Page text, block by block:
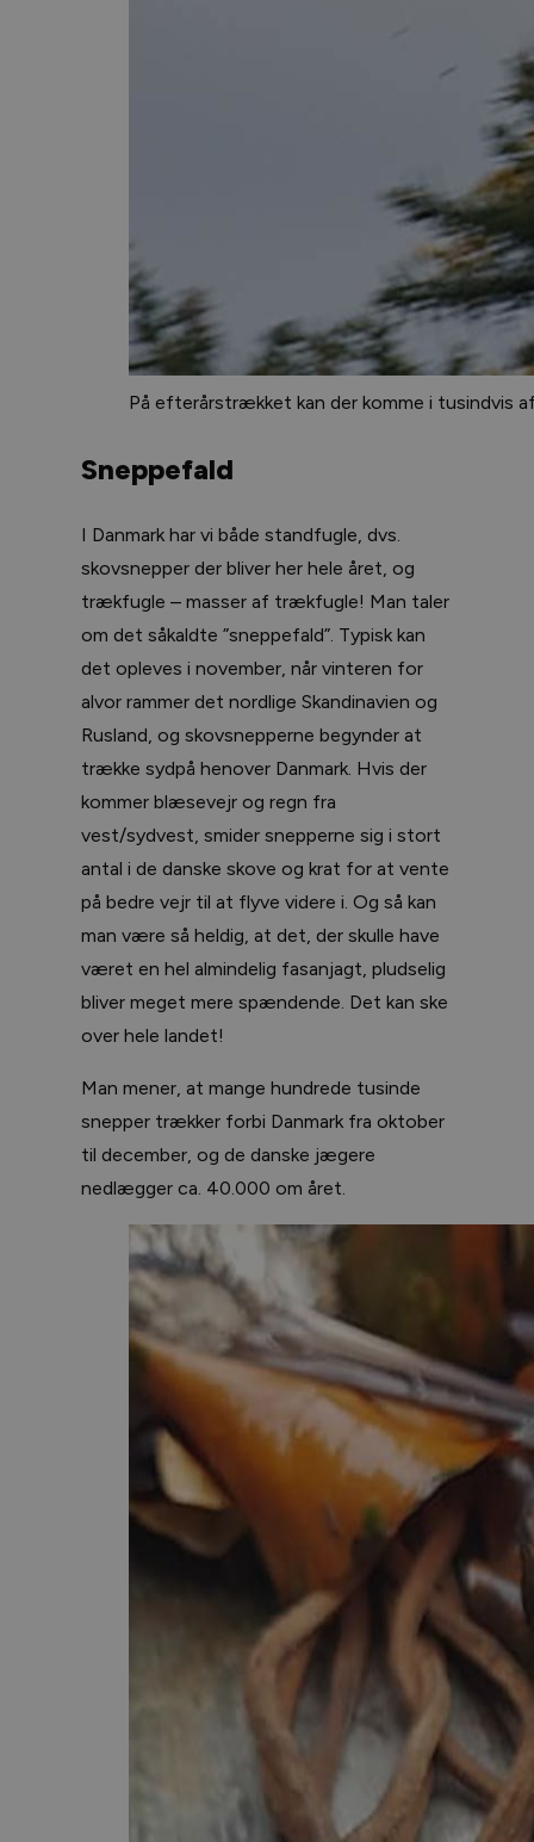
På efterårstrækket kan der komme i tusindvis
Sneppefald
I Danmark har vi både standfugle, dvs.
skovsnepper der bliver her hele året, og
trækfugle – masser af trækfugle! Man taler
om det såkaldte ”sneppefald”. Typisk kan
det opleves i november, når vinteren for
alvor rammer det nordlige Skandinavien og
Rusland, og skovsnepperne begynder at
trække sydpå henover Danmark. Hvis der
kommer blæsevejr og regn fra
vest/sydvest, smider snepperne sig i stort
antal i de danske skove og krat for at vente
på bedre vejr til at flyve videre i. Og så kan
man være så heldig, at det, der skulle have
været en hel almindelig fasanjagt, pludselig
bliver meget mere spændende. Det kan ske
over hele landet!
Man mener, at mange hundrede tusinde
snepper trækker forbi Danmark fra oktober
til december, og de danske jægere
nedlægger ca. 40.000 om året.